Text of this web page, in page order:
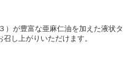
）が豊富な亜麻仁油を加えた液状タ
し上がりいただけます。